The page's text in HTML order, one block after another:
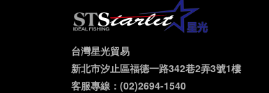
台灣星光貿易
新北市汐止區福德一路342巷2弄3號1樓
客服專線：(02)2694-1540